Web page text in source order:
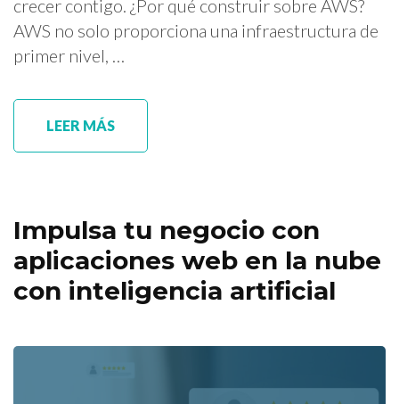
crecer contigo. ¿Por qué construir sobre AWS?
AWS no solo proporciona una infraestructura de
primer nivel, …
LEER MÁS
Impulsa tu negocio con
aplicaciones web en la nube
con inteligencia artificial